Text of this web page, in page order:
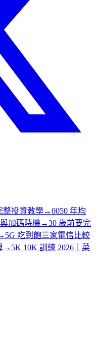
整投資教學→0050 年均
加碼時機 →30 歲前要完
5G 吃到飽三家電信比較
→ 5K 10K 訓練 2026｜菜